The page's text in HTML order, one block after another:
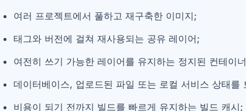
여러 프로젝트에서 풀하고 재구축한 이미지;
태그와 버전에 걸쳐 재사용되는 공유 레이어;
여전히 쓰기 가능한 레이어를 유지하는 정지된 컨테이
데이터베이스, 업로드된 파일 또는 로컬 서비스 상태를
비용이 되기 전까지 빌드를 빠르게 유지하는 빌드 캐시;